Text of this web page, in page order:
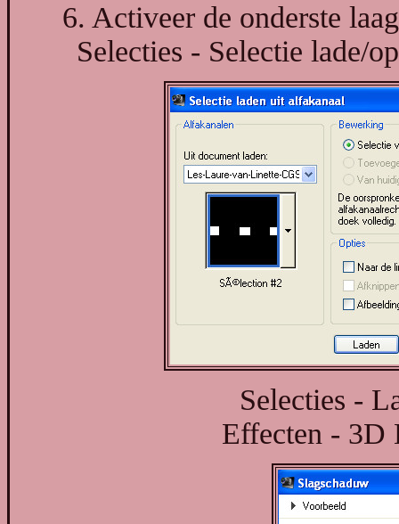
6. Activeer de onderste
Selecties - Selectie lade/
Selecties -
Effecten - 3D